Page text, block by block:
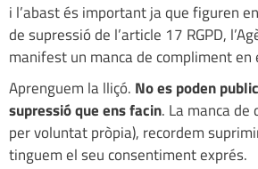
i l’abast és important ja que figuren
de supressió de l’article 17 RGPD,
manifest un manca de compliment en
Aprenguem la lliçó. No es poden
supressió que ens facin. La manca
per voluntat pròpia), recordem
tinguem el seu consentiment exprés.